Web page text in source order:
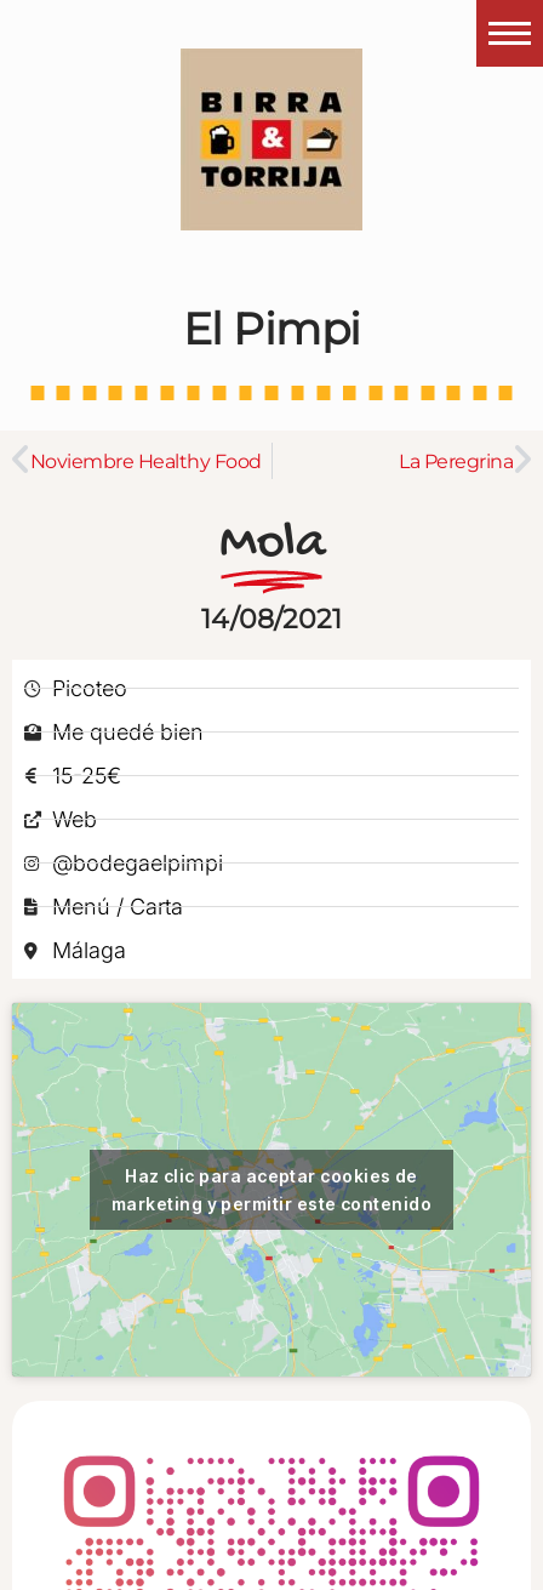
¿Esto que es pués?
Últimas visitas
Todos los garitos
Por el mundo
Contactar
Instagram
El Pimpi
Noviembre Healthy Food La Peregrina
Mola
14/08/2021
Picoteo
Me quedé bien
15-25€
Web
@bodegaelpimpi
Menú / Carta
Málaga
Haz clic para aceptar cookies de
marketing y permitir este contenido